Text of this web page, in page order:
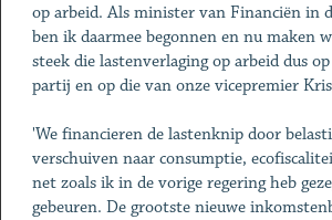
op arbeid. Als minister van Financiën in
ben ik daarmee begonnen en nu maken
steek die lastenverlaging op arbeid dus
partij en op die van onze vicepremier
'We financieren de lastenknip door
verschuiven naar consumptie,
net zoals ik in de vorige regering heb
gebeuren. De grootste nieuwe